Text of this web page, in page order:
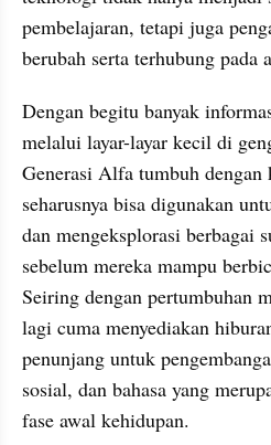
pembelajaran, tetapi juga
berubah serta terhubung pada
Dengan begitu banyak
melalui layar-layar kecil di
Generasi Alfa tumbuh dengan
seharusnya bisa digunakan
dan mengeksplorasi berbagai
sebelum mereka mampu
Seiring dengan pertumbuhan
lagi cuma menyediakan
penunjang untuk
sosial, dan bahasa yang
fase awal kehidupan.